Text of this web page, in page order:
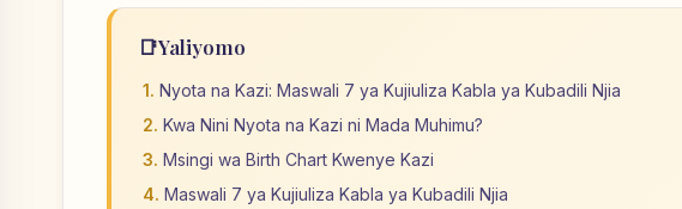
📑Yaliyomo
Nyota na Kazi: Maswali 7 ya Kujiuliza Kabla ya Kubadili Njia
Kwa Nini Nyota na Kazi ni Mada Muhimu?
Msingi wa Birth Chart Kwenye Kazi
Maswali 7 ya Kujiuliza Kabla ya Kubadili Njia